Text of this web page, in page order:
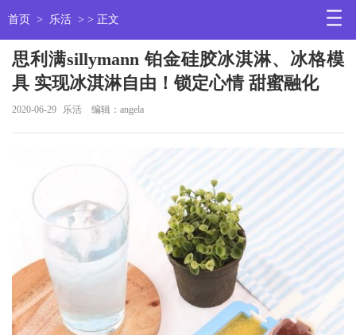
首页 > 乐活 > > 正文
思利满sillymann 铂金硅胶冰淇淋、冰格模
具 实现冰淇淋自由！锁定心情 甜蜜融化
2020-06-29 乐活 编辑：angela